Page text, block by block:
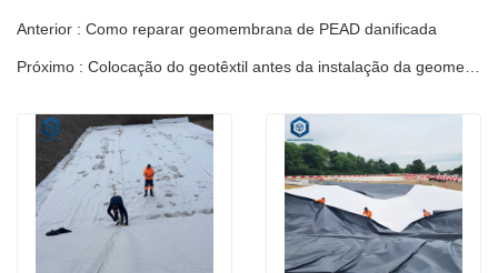
Anterior : Como reparar geomembrana de PEAD danificada